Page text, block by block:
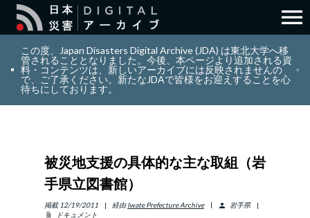
search 検索
layers コレクション
info_outline リソース
アバウト
menu
この度、Japan Disasters Digital Archive (JDA) は東北大学へ移
管されることとなりました。今後、本ページより追加される資
料・コンテンツは、新しいアーカイブには反映されませんの
で、ご了承ください。新たなJDAで皆様をお迎えすることを心
待ちにしております。
被災地支援の具体的な主な取組（岩
手県立図書館）
掲載 12/19/2011 経由 Iwate Prefecture Archive person
岩手県
attach_file
ドキュメント